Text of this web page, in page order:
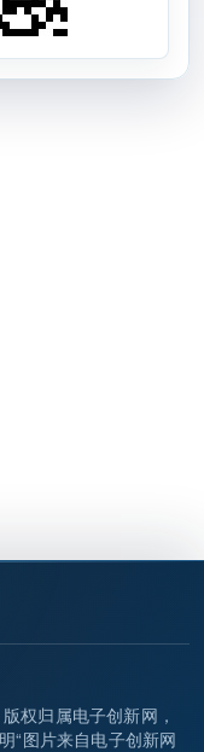
权归属电子创新网，
“图片来自电子创新网